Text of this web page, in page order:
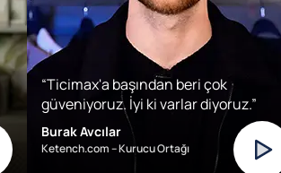
“Ticimax'a başından beri çok
güveniyoruz. İyi ki varlar diyoruz.”
Burak Avcılar
Ketench.com – Kurucu Ortağı